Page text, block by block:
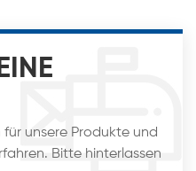
für unsere Produkte und
Bitte hinterlassen